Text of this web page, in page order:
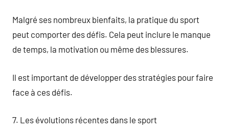
Malgré ses nombreux bienfaits, la pratique du sport
peut comporter des défis. Cela peut inclure le manque
de temps, la motivation ou même des blessures.
Il est important de développer des stratégies pour faire
face à ces défis.
7. Les évolutions récentes dans le sport